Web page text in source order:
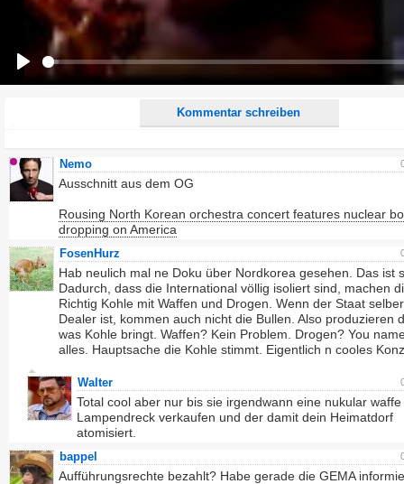
Kommentar schreiben
Alle HTML-Tags außer <br>, <strike> und <i> werden aus Deinem Kommentar entfernt.
URLs werden automatisch umgewandelt. Bitte verwende "www." oder "http://" in URLs
Ich möchte eine E-Mail, wenn zu meinem Kommentar Antworten erscheinen.
Ich möchte eine E-Mail, wenn auf dieser Seite weitere Kommentare erscheinen.
Nemo
Ausschnitt aus dem OG
Rousing North Korean orchestra concert features nuclear
dropping on America
FosenHurz
Hab neulich mal ne Doku über Nordkorea gesehen. Das ist
Dadurch, dass die International völlig isoliert sind, machen
Richtig Kohle mit Waffen und Drogen. Wenn der Staat
Dealer ist, kommen auch nicht die Bullen. Also produzieren
was Kohle bringt. Waffen? Kein Problem. Drogen? You
alles. Hauptsache die Kohle stimmt. Eigentlich n cooles
Walter
Total cool aber nur bis sie irgendwann eine nukular waffe
Lampendreck verkaufen und der damit dein Heimatdorf
atomisiert.
bappel
Aufführungsrechte bezahlt? Habe gerade die GEMA